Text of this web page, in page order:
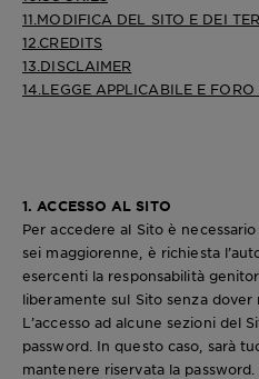
11.MODIFICA DEL SITO E DEI
12.CREDITS
13.DISCLAIMER
14.LEGGE APPLICABILE E FORO
1. ACCESSO AL SITO
Per accedere al Sito è
sei maggiorenne, è richiesta
esercenti la responsabilità
liberamente sul Sito senza
L’accesso ad alcune sezioni del
password. In questo caso, sarà
mantenere riservata la